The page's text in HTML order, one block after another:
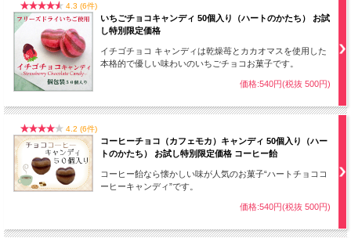
4.3 (6件)
いちごチョコキャンディ 50個入り（ハートのかたち） お試
し特別限定価格
イチゴチョコ キャンディは乾燥苺とカカオマスを使用した
本格的で優しい味わいのいちごチョコお菓子です。
価格:540円(税抜 500円)
4.2 (6件)
コーヒーチョコ（カフェモカ）キャンディ 50個入り（ハー
トのかたち） お試し特別限定価格 コーヒー飴
コーヒー飴なら懐かしい味が人気のお菓子“ハートチョココ
ーヒーキャンディ”です。
価格:540円(税抜 500円)